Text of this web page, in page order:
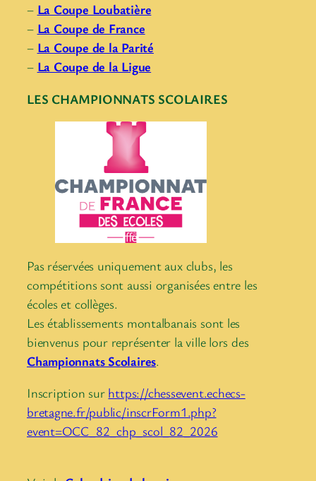
– La Coupe Loubatière
– La Coupe de France
– La Coupe de la Parité
– La Coupe de la Ligue
LES CHAMPIONNATS SCOLAIRES
Pas réservées uniquement aux clubs, les
compétitions sont aussi organisées entre les
écoles et collèges.
Les établissements montalbanais sont les
bienvenus pour représenter la ville lors des
Championnats Scolaires.
Inscription sur https://chessevent.echecs-
bretagne.fr/public/inscrForm1.php?
event=OCC_82_chp_scol_82_2026